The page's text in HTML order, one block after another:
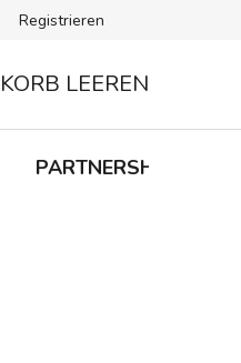
B2C-BEDINGUNGEN
Registrieren
LEEREN
PARTNERSHIP